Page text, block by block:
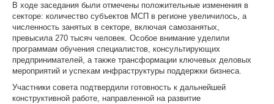
ЦКП АГРОТЕХНОЛОГИИ
НАЦИОНАЛЬНЫЕ ПРОЕКТЫ РОССИИ
МАСТЕР-КЛАССЫ
ЕДИНОЕ ОКНО
В ходе заседания были отмечены положительные изменения в
секторе: количество субъектов МСП в регионе увеличилось, а
численность занятых в секторе, включая самозанятых,
превысила 270 тысяч человек. Особое внимание уделили
программам обучения специалистов, консультирующих
предпринимателей, а также трансформации ключевых деловых
мероприятий и успехам инфраструктуры поддержки бизнеса.
Участники совета подтвердили готовность к дальнейшей
конструктивной работе, направленной на развитие